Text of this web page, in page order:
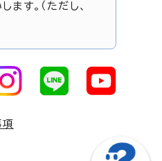
す。（ただし、
項